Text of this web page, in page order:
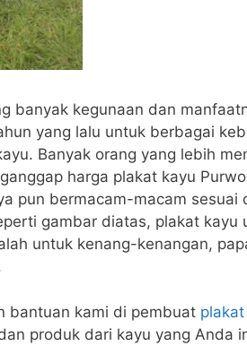
banyak kegunaan dan
yang lalu untuk berbagai
Banyak orang yang lebih
harga plakat kayu
pun bermacam-macam sesuai
gambar diatas, plakat kayu
untuk kenang-kenangan,
bantuan kami di pembuat
produk dari kayu yang Anda